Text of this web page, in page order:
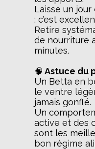
Laisse un
: c’est
Retire
de nourriture
minutes.
🧠 Astuce du
Un Betta en
le ventre
jamais gonflé.
Un
active et des
sont les
bon régime